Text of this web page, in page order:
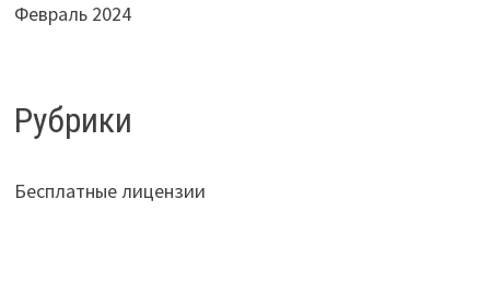
Февраль 2024
Рубрики
Бесплатные лицензии